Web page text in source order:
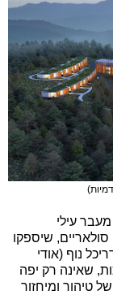
מעבר עילי
שיספקו
נוף (אודי
שאינה רק יפה
טיהור ומיחזור